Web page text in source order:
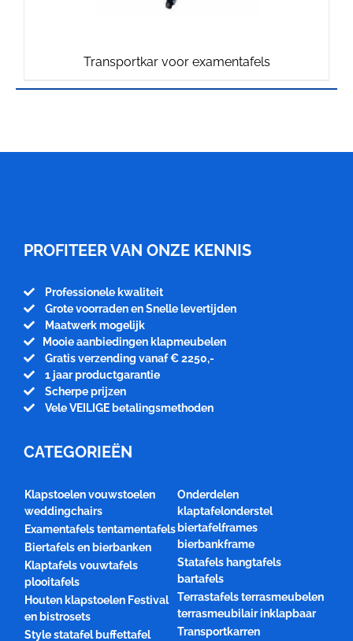
Transportkar voor examentafels
PROFITEER VAN ONZE KENNIS
Professionele kwaliteit
Grote voorraden en Snelle levertijden
Maatwerk mogelijk
Mooie aanbiedingen klapmeubelen
Gratis verzending vanaf € 2250,-
1 jaar productgarantie
Scherpe prijzen
Vele VEILIGE betalingsmethoden
CATEGORIEËN
Klapstoelen vouwstoelen
weddingchairs
Examentafels tentamentafels
Biertafels en bierbanken
Klaptafels vouwtafels
plooitafels
Houten klapstoelen Festival
en bistrosets
Style statafel buffettafel
Onderdelen
klaptafelonderstel
biertafelframes
bierbankframe
Statafels hangtafels
bartafels
Terrastafels terrasmeubelen
terrasmeubilair inklapbaar
Transportkarren